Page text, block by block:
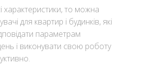
характеристики, то можна
для квартир і будинків, які
параметрам
і виконувати свою роботу